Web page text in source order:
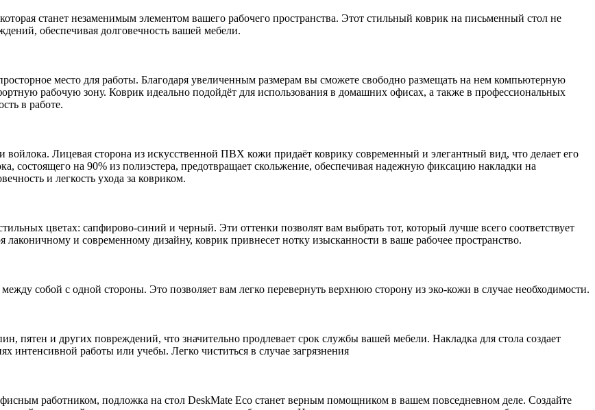
станет незаменимым элементом вашего рабочего пространства. Этот стильный коврик на письменный стол не
обеспечивая долговечность вашей мебели.
место для работы. Благодаря увеличенным размерам вы сможете свободно размещать на нем компьютерную
рабочую зону. Коврик идеально подойдёт для использования в домашних офисах, а также в профессиональных
в работе.
Лицевая сторона из искусственной ПВХ кожи придаёт коврику современный и элегантный вид, что делает его
состоящего на 90% из полиэстера, предотвращает скольжение, обеспечивая надежную фиксацию накладки на
и легкость ухода за ковриком.
цветах: сапфирово-синий и черный. Эти оттенки позволят вам выбрать тот, который лучше всего соответствует
и современному дизайну, коврик привнесет нотку изысканности в ваше рабочее пространство.
собой с одной стороны. Это позволяет вам легко перевернуть верхнюю сторону из эко-кожи в случае необходимости.
пятен и других повреждений, что значительно продлевает срок службы вашей мебели. Накладка для стола создает
интенсивной работы или учебы. Легко чиститься в случае загрязнения
работником, подложка на стол DeskMate Eco станет верным помощником в вашем повседневном деле. Создайте